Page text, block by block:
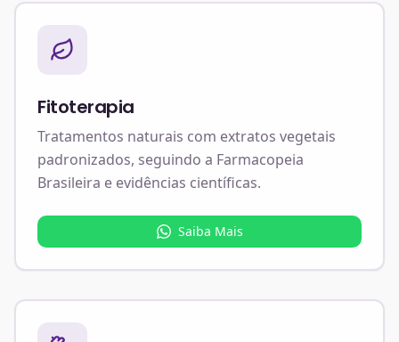
Fitoterapia
Tratamentos naturais com extratos vegetais
padronizados, seguindo a Farmacopeia
Brasileira e evidências científicas.
Saiba Mais